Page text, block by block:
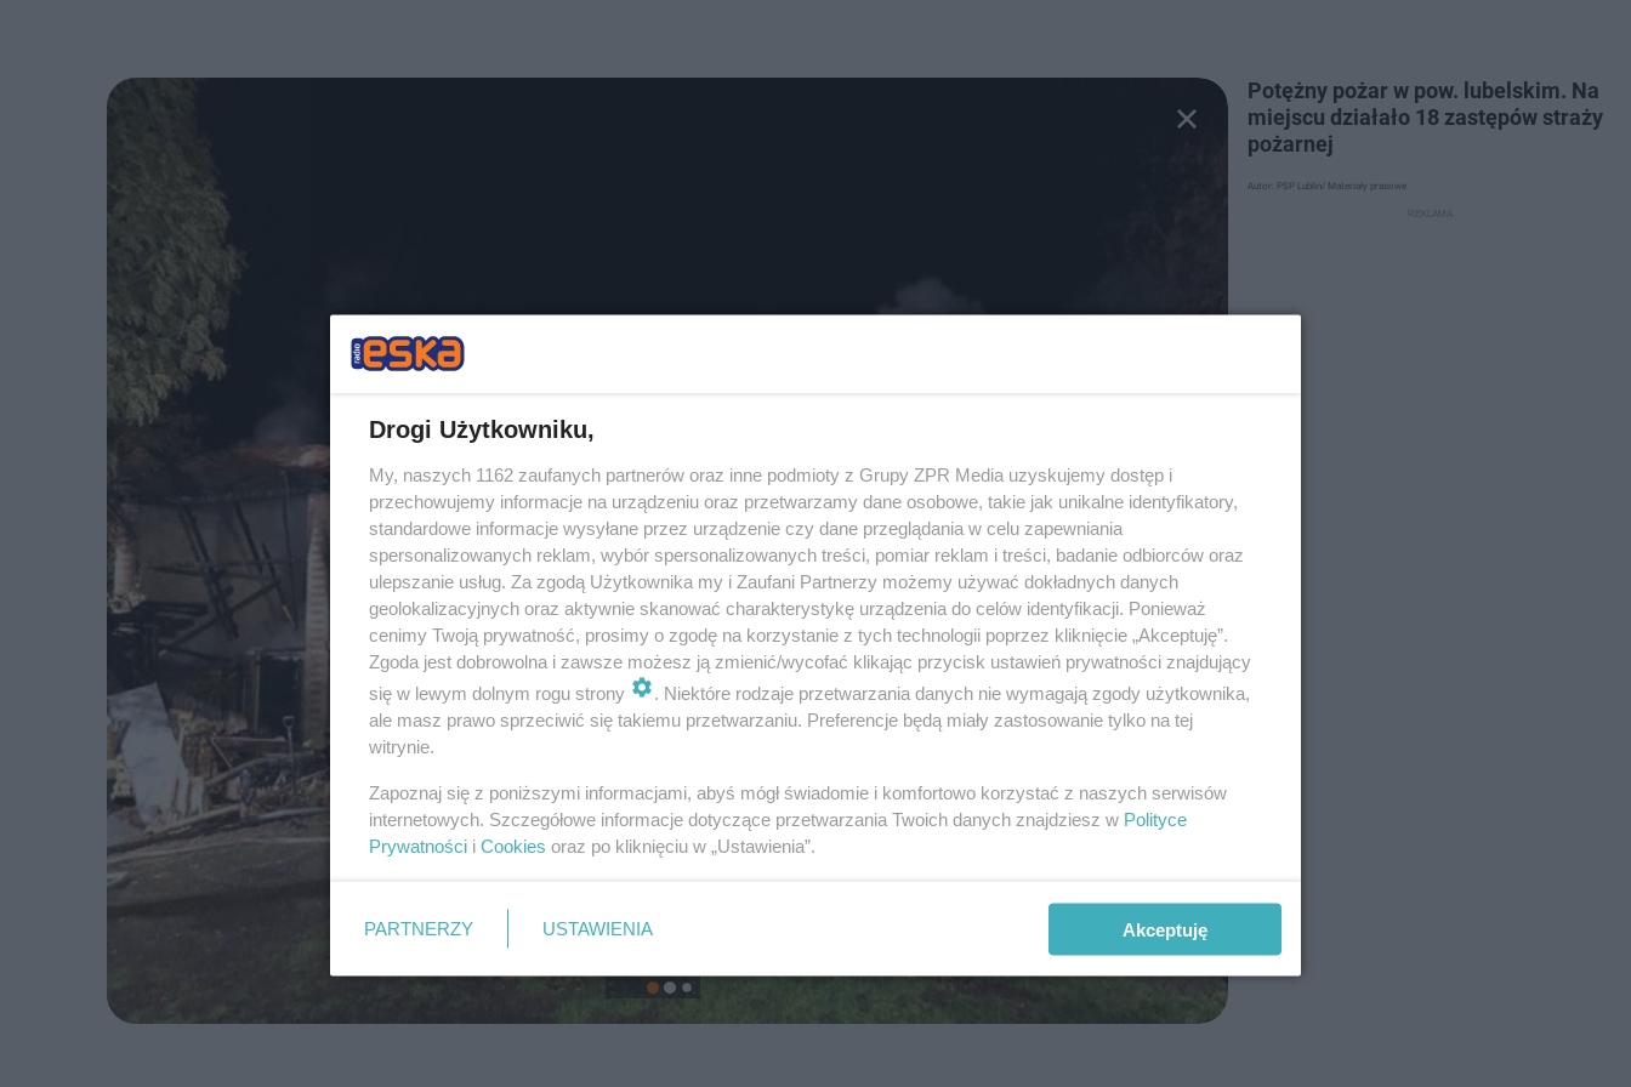
Potężny pożar w pow. lubelskim. Na
miejscu działało 18 zastępów straży
pożarnej
Autor: PSP Lublin/ Materiały prasowe
Drogi Użytkowniku,
My, naszych 1162 zaufanych partnerów oraz inne podmioty z Grupy ZPR Media uzyskujemy dostęp i
przechowujemy informacje na urządzeniu oraz przetwarzamy dane osobowe, takie jak unikalne identyfikatory,
standardowe informacje wysyłane przez urządzenie czy dane przeglądania w celu zapewniania
spersonalizowanych reklam, wybór spersonalizowanych treści, pomiar reklam i treści, badanie odbiorców oraz
ulepszanie usług. Za zgodą Użytkownika my i Zaufani Partnerzy możemy używać dokładnych danych
geolokalizacyjnych oraz aktywnie skanować charakterystykę urządzenia do celów identyfikacji. Ponieważ
cenimy Twoją prywatność, prosimy o zgodę na korzystanie z tych technologii poprzez kliknięcie „Akceptuję”.
Zgoda jest dobrowolna i zawsze możesz ją zmienić/wycofać klikając przycisk ustawień prywatności znajdujący
się w lewym dolnym rogu strony
. Niektóre rodzaje przetwarzania danych nie wymagają zgody użytkownika,
ale masz prawo sprzeciwić się takiemu przetwarzaniu. Preferencje będą miały zastosowanie tylko na tej
witrynie.
Zapoznaj się z poniższymi informacjami, abyś mógł świadomie i komfortowo korzystać z naszych serwisów
internetowych. Szczegółowe informacje dotyczące przetwarzania Twoich danych znajdziesz w Polityce
Prywatności i Cookies oraz po kliknięciu w „Ustawienia”.
PARTNERZY USTAWIENIA Akceptuję